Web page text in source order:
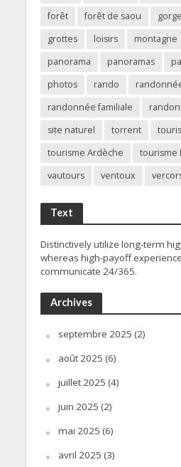
forêt
forêt de saou
grottes
loisirs montagne
panorama
panoramas
photos
rando
randonnée familiale
site naturel
torrent
tourisme Ardèche
tourisme
vautours
ventoux
Text
Distinctively utilize long-term
whereas high-payoff
communicate 24/365.
Archives
septembre 2025 (2)
août 2025 (6)
juillet 2025 (4)
juin 2025 (2)
mai 2025 (6)
avril 2025 (3)